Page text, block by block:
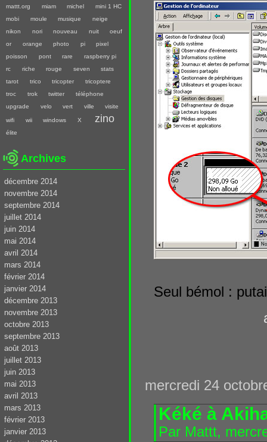
Seul bémol :
mercredi 24
Kéké à
Par Mattt,
mattt.org miam michel
mini 1 HC
mobi
moule musique
neige
nikon
nori nouveau nuit
oeuf
or
orange photo pi
pixel
poisson
pont rare
raspberry pi
rc
riche rouge seven
stats
tarot
trico tricopter
tricoptere
troc
trok twitter
téléphone
upgrade
velo vert ville visite
wifi wii windows X zino
élite
Archives
décembre 2014
novembre 2014
septembre 2014
juillet 2014
juin 2014
mai 2014
avril 2014
mars 2014
février 2014
janvier 2014
décembre 2013
novembre 2013
octobre 2013
septembre 2013
août 2013
juillet 2013
juin 2013
mai 2013
avril 2013
mars 2013
février 2013
janvier 2013